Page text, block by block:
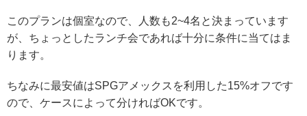
このプランは個室なので、人数も2~4名と決まっています
が、ちょっとしたランチ会であれば十分に条件に当てはま
ります。
ちなみに最安値はSPGアメックスを利用した15%オフです
ので、ケースによって分ければOKです。